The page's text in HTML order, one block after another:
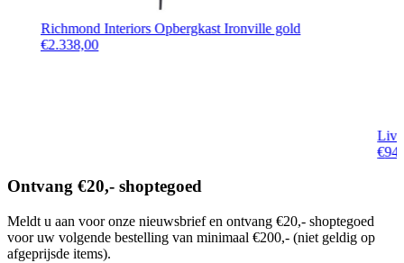
Richmond Interiors Opbergkast Ironville gold
€2.338,00
€
Ontvang €20,- shoptegoed
Meldt u aan voor onze nieuwsbrief en ontvang €20,- shoptegoed
voor uw volgende bestelling van minimaal €200,- (niet geldig op
afgeprijsde items).